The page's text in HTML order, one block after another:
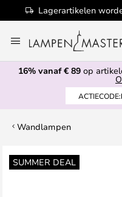
Lagerartikelen
naar
de
inhoud
16% vanaf € 89 op
ACTIECODE:
Wandlampen
SUMMER DEAL
Ga
naar